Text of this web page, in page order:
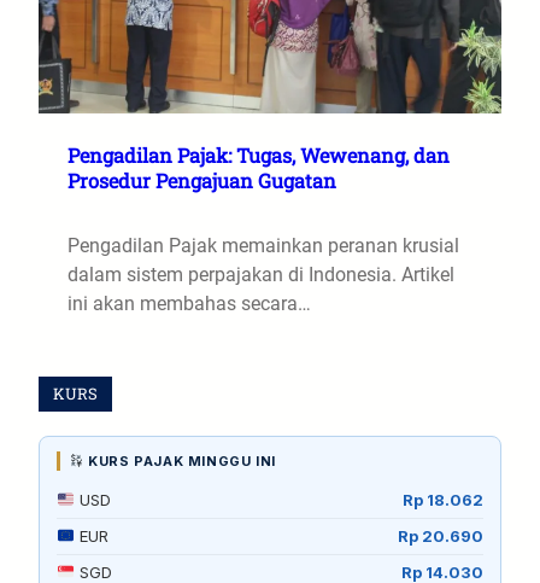
Pengadilan Pajak: Tugas, Wewenang, dan
Prosedur Pengajuan Gugatan
Pengadilan Pajak memainkan peranan krusial
dalam sistem perpajakan di Indonesia. Artikel
ini akan membahas secara…
KURS
KURS PAJAK MINGGU INI
USD
Rp 18.062
EUR
Rp 20.690
SGD
Rp 14.030